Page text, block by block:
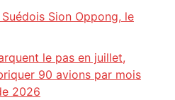
Sion Oppong, le
le pas en juillet,
90 avions par mois
2026